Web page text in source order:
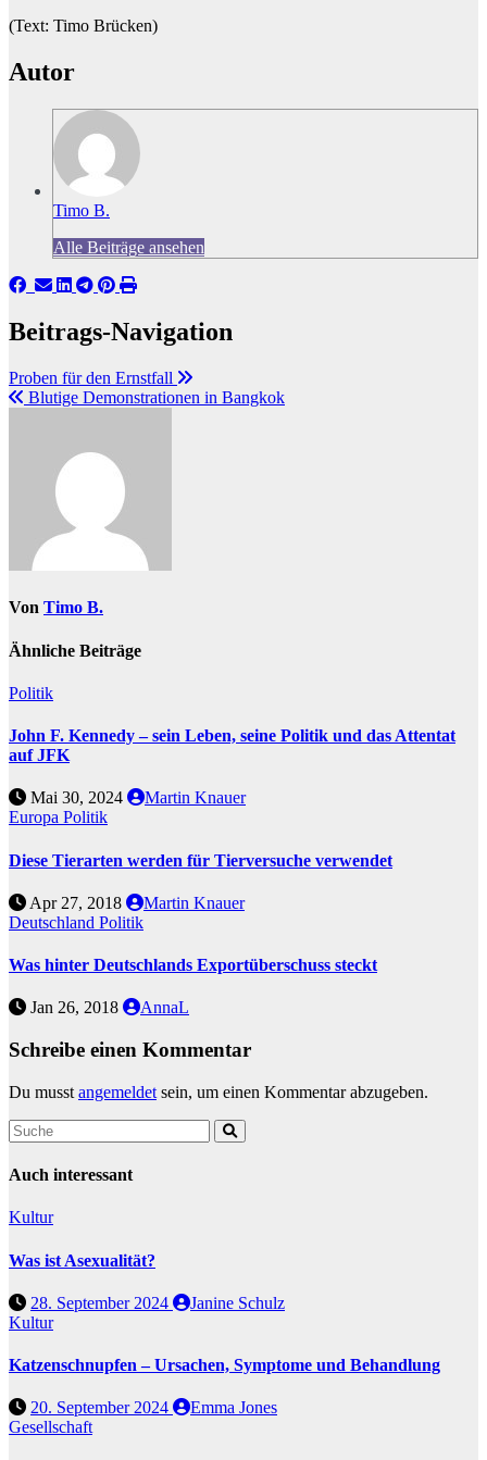
(Text: Timo Brücken)
Autor
Timo B.
Alle Beiträge ansehen
Beitrags-Navigation
Proben für den Ernstfall
Blutige Demonstrationen in Bangkok
Von Timo B.
Ähnliche Beiträge
Politik
John F. Kennedy – sein Leben, seine Politik und das Attentat
auf JFK
Mai 30, 2024
Martin Knauer
Europa Politik
Diese Tierarten werden für Tierversuche verwendet
Apr 27, 2018
Martin Knauer
Deutschland Politik
Was hinter Deutschlands Exportüberschuss steckt
Jan 26, 2018 AnnaL
Schreibe einen Kommentar
Du musst angemeldet sein, um einen Kommentar abzugeben.
Auch interessant
Kultur
Was ist Asexualität?
28. September 2024
Janine Schulz
Kultur
Katzenschnupfen – Ursachen, Symptome und Behandlung
20. September 2024
Emma Jones
Gesellschaft